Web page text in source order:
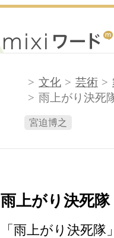
文化
芸術
雨上がり決死
宮迫博之
雨上がり決死隊
「雨上がり決死